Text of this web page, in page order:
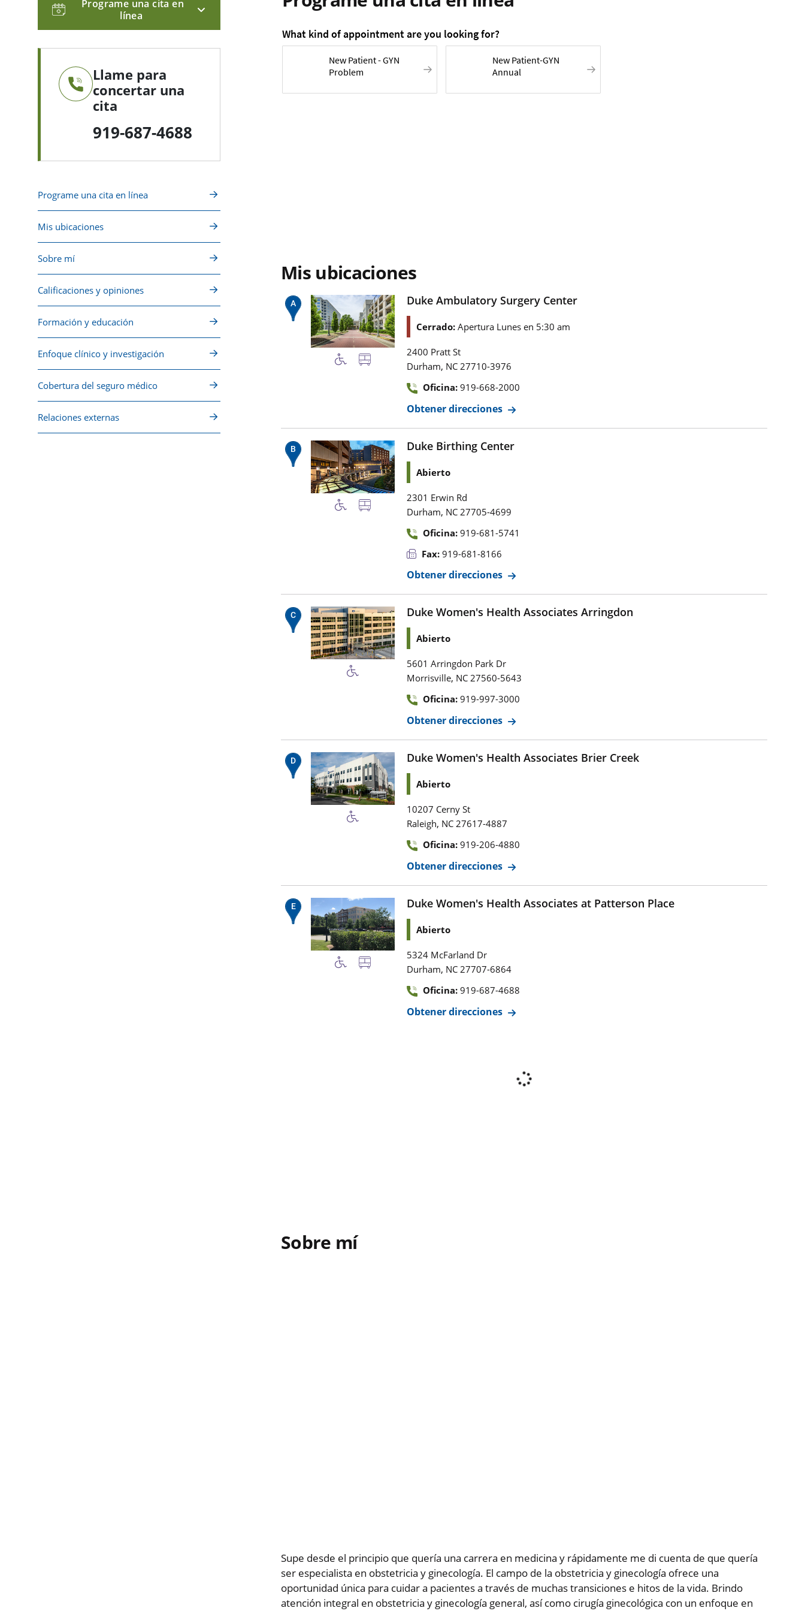
Programe una cita en
línea
Llame para
concertar una
cita
919-687-4688
Programe una cita en línea
Mis ubicaciones
Sobre mí
Calificaciones y opiniones
Formación y educación
Enfoque clínico y investigación
Cobertura del seguro médico
Relaciones externas
Mis ubicaciones
Duke Ambulatory Surgery Center
Cerrado: Apertura Lunes en 5:30 am
2400 Pratt St
Durham, NC 27710-3976
Oficina: 919-668-2000
Obtener direcciones
Duke Birthing Center
Abierto
2301 Erwin Rd
Durham, NC 27705-4699
Oficina: 919-681-5741
Fax: 919-681-8166
Obtener direcciones
Duke Women's Health Associates Arringdon
Abierto
5601 Arringdon Park Dr
Morrisville, NC 27560-5643
Oficina: 919-997-3000
Obtener direcciones
Duke Women's Health Associates Brier Creek
Abierto
10207 Cerny St
Raleigh, NC 27617-4887
Oficina: 919-206-4880
Obtener direcciones
Duke Women's Health Associates at Patterson Place
Abierto
5324 McFarland Dr
Durham, NC 27707-6864
Oficina: 919-687-4688
Obtener direcciones
Sobre mí
Supe desde el principio que quería una carrera en medicina y rápidamente me di cuenta de que quería
ser especialista en obstetricia y ginecología. El campo de la obstetricia y ginecología ofrece una
oportunidad única para cuidar a pacientes a través de muchas transiciones e hitos de la vida. Brindo
atención integral en obstetricia y ginecología general, así como cirugía ginecológica con un enfoque en